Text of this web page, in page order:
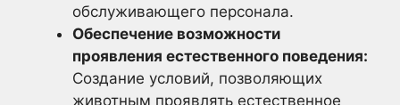
обслуживающего персонала.
Обеспечение возможности
проявления естественного поведения:
Создание условий, позволяющих
животным проявлять естественное